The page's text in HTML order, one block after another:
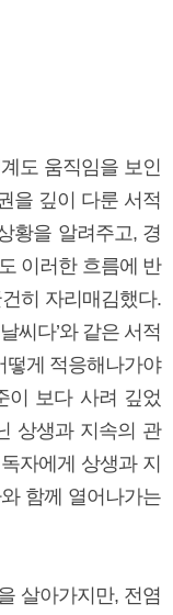
도 움직임을 보인
을 깊이 다룬 서적
황을 알려주고, 경
이러한 흐름에 반
히 자리매김했다.
씨다’와 같은 서적
떻게 적응해나가야
이 보다 사려 깊었
상생과 지속의 관
자에게 상생과 지
함께 열어나가는
살아가지만, 전염